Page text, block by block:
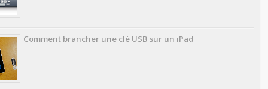
Comment brancher une clé USB sur un iPad